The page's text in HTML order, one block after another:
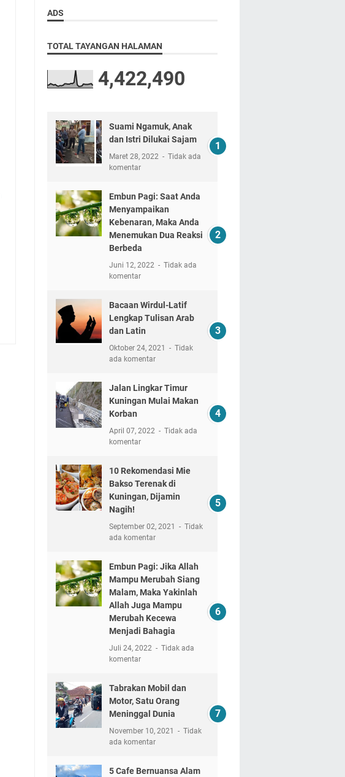
ADS
TOTAL TAYANGAN HALAMAN
4,422,490
Suami Ngamuk, Anak
dan Istri Dilukai Sajam
Maret 28, 2022
Tidak ada
komentar
Embun Pagi: Saat Anda
Menyampaikan
Kebenaran, Maka Anda
Menemukan Dua Reaksi
Berbeda
Juni 12, 2022
Tidak ada
komentar
Bacaan Wirdul-Latif
Lengkap Tulisan Arab
dan Latin
Oktober 24, 2021
Tidak
ada komentar
Jalan Lingkar Timur
Kuningan Mulai Makan
Korban
April 07, 2022
Tidak ada
komentar
10 Rekomendasi Mie
Bakso Terenak di
Kuningan, Dijamin
Nagih!
September 02, 2021
Tidak
ada komentar
Embun Pagi: Jika Allah
Mampu Merubah Siang
Malam, Maka Yakinlah
Allah Juga Mampu
Merubah Kecewa
Menjadi Bahagia
Juli 24, 2022
Tidak ada
komentar
Tabrakan Mobil dan
Motor, Satu Orang
Meninggal Dunia
November 10, 2021
Tidak
ada komentar
5 Cafe Bernuansa Alam